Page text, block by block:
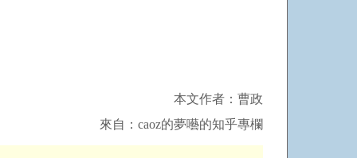
本文作者：曹政
來自：caoz的夢囈的知乎專欄